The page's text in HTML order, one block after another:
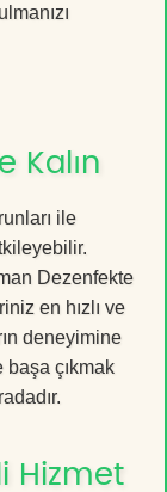
Kalın
ile
Dezenfekte
en hızlı ve
deneyimine
çıkmak
Hizmet